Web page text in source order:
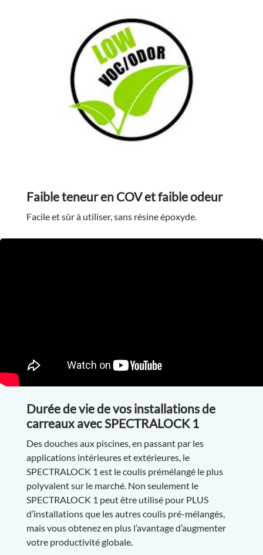
Faible teneur en COV et faible odeur
Facile et sûr à utiliser, sans résine époxyde.
Durée de vie de vos installations de
carreaux avec SPECTRALOCK 1
Des douches aux piscines, en passant par les
applications intérieures et extérieures, le
SPECTRALOCK 1 est le coulis prémélangé le plus
polyvalent sur le marché. Non seulement le
SPECTRALOCK 1 peut être utilisé pour PLUS
d’installations que les autres coulis pré-mélangés,
mais vous obtenez en plus l’avantage d’augmenter
votre productivité globale.